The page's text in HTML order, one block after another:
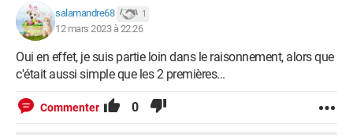
salamandre68 1
12 mars 2023 à 22:26
Oui en effet, je suis partie loin dans le raisonnement, alors que
c'était aussi simple que les 2 premières...
Commenter 0